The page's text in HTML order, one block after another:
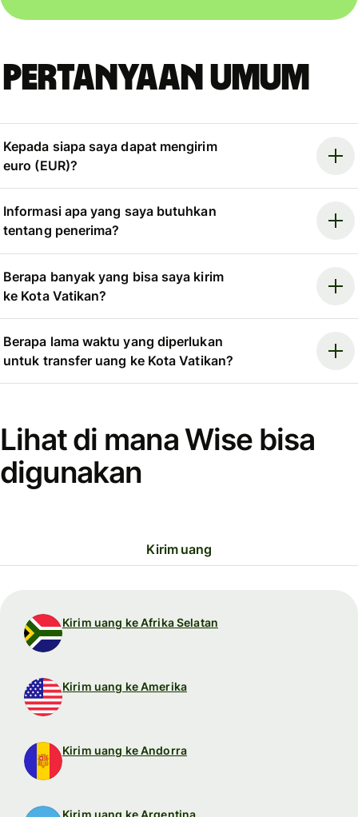
Pertanyaan umum
Kepada siapa saya dapat mengirim
euro (EUR)?
Informasi apa yang saya butuhkan
tentang penerima?
Berapa banyak yang bisa saya kirim
ke Kota Vatikan?
Berapa lama waktu yang diperlukan
untuk transfer uang ke Kota Vatikan?
Lihat di mana Wise bisa
digunakan
Kirim uang
Kirim uang ke Afrika Selatan
Kirim uang ke Amerika
Kirim uang ke Andorra